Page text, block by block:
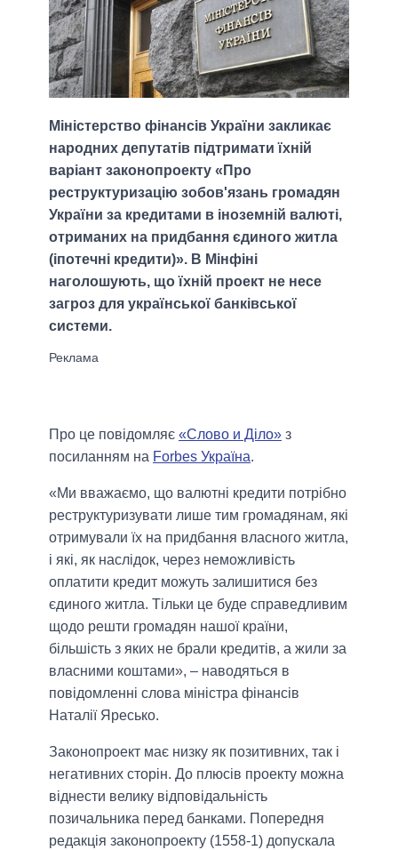
Міністерство фінансів України закликає
народних депутатів підтримати їхній
варіант законопроекту «Про
реструктуризацію зобов'язань громадян
України за кредитами в іноземній валюті,
отриманих на придбання єдиного житла
(іпотечні кредити)». В Мінфіні
наголошують, що їхній проект не несе
загроз для української банківської
системи.
Про це повідомляє «Слово и Діло» з
посиланням на Forbes Україна.
«Ми вважаємо, що валютні кредити потрібно
реструктуризувати лише тим громадянам, які
отримували їх на придбання власного житла,
і які, як наслідок, через неможливість
оплатити кредит можуть залишитися без
єдиного житла. Тільки це буде справедливим
щодо решти громадян нашої країни,
більшість з яких не брали кредитів, а жили за
власними коштами», – наводяться в
повідомленні слова міністра фінансів
Наталії Яресько.
Законопроект має низку як позитивних, так і
негативних сторін. До плюсів проекту можна
віднести велику відповідальність
позичальника перед банками. Попередня
редакція законопроекту (1558-1) допускала